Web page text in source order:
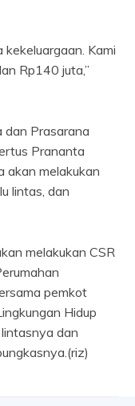
kekeluargaan. Kami
Rp140 juta,”
dan Prasarana
Prananta
akan melakukan
lintas, dan
melakukan CSR
pemkot
Hidup
dan